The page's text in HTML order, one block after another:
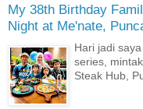
My 38th Birthday
Night at Me'nate,
Hari jadi
series,
Steak Hub,